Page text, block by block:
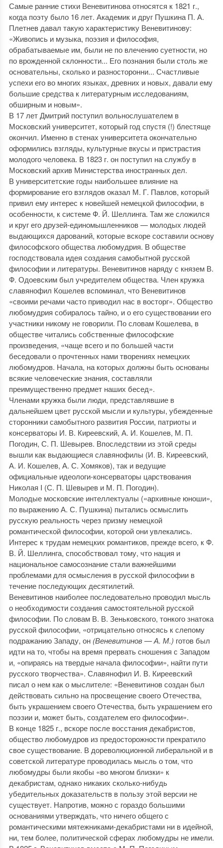
Самые ранние стихи Веневитинова относятся к 1821 г.,
когда поэту было 16 лет. Академик и друг Пушкина П. А.
Плетнев давал такую характеристику Веневитинову:
«Живопись и музыка, поэзия и философия,
обрабатываемые им, были не по влечению суетности, но
по врожденной склонности... Его познания были столь же
основательны, сколько и разносторонни... Счастливые
успехи его во многих языках, древних и новых, давали ему
большие средства к литературным исследованиям,
обширным и новым».
В 17 лет Дмитрий поступил вольнослушателем в
Московский университет, который год спустя (!) блестяще
окончил. Именно в стенах университета окончательно
оформились взгляды, культурные вкусы и пристрастия
молодого человека. В 1823 г. он поступил на службу в
Московский архив Министерства иностранных дел.
В университетские годы наибольшее влияние на
формирование его взглядов оказал М. Г. Павлов, который
привил ему интерес к новейшей немецкой философии, в
особенности, к системе Ф. Й. Шеллинга. Там же сложился
и круг его друзей-единомышленников — молодых людей
выдающихся дарований, которые вскоре составили основу
философского общества любомудрия. В обществе
господствовала идея создания самобытной русской
философии и литературы. Веневитинов наряду с князем В.
Ф. Одоевским был учредителем общества. Член кружка
славянофил Кошелев вспоминал, что Веневитинов
«своими речами часто приводил нас в восторг». Общество
любомудрия собиралось тайно, и о его существовании его
участники никому не говорили. По словам Кошелева, в
обществе читались собственные философские
произведения, «чаще всего и по большей части
беседовали о прочтенных нами творениях немецких
любомудров. Начала, на которых должны быть основаны
всякие человеческие знания, составляли
преимущественно предмет наших бесед».
Членами кружка были люди, представлявшие в
дальнейшем цвет русской мысли и культуры, убежденные
сторонники самобытного развития России, патриоты и
консерваторы И. В. Киреевский, А. И. Кошелев, М. П.
Погодин, С. П. Шевырев. Впоследствии из этой среды
вышли как выдающиеся славянофилы (И. В. Киреевский,
А. И. Кошелев, А. С. Хомяков), так и ведущие
официальные идеологи-консерваторы царствования
Николая I (С. П. Шевырев и М. П. Погодин).
Молодые московские интеллектуалы («архивные юноши»,
по выражению А. С. Пушкина) пытались осмыслить
русскую реальность через призму немецкой
романтической философии, которой они увлекались.
Интерес к трудам немецких романтиков, прежде всего, к Ф.
В. Й. Шеллинга, способствовал тому, что нация и
национальное самосознание стали важнейшими
проблемами для осмысления в русской философии в
течение последующих десятилетий.
Веневитинов наиболее последовательно проводил мысль
о необходимости создания самостоятельной русской
философии. По словам В. В. Зеньковского, тонкого знатока
русской философии, «отрицательно относясь к слепому
подражанию Западу, он (Веневитинов — А. М.) готов был
идти на то, чтобы на время прервать сношения с Западом
и, «опираясь на твердые начала философии», найти пути
русского творчества». Славянофил И. В. Киреевский
писал о нем как о мыслителе: «Веневитинов создан был
действовать сильно на просвещение своего Отечества,
быть украшением своего Отечества, быть украшением его
поэзии и, может быть, создателем его философии».
В конце 1825 г., вскоре после восстания декабристов,
общество любомудров из предосторожности прекратило
свое существование. В дореволюционной либеральной и в
советской литературе проводилась мысль о том, что
любомудры были якобы «во многом близки» к
декабристам, однако никаких сколько-нибудь
убедительных доказательств в пользу этой версии не
существует. Напротив, можно с гораздо большими
основаниями утверждать, что ничего общего с
романтическими мятежниками-декабристами ни в идейной,
ни, тем более, политической сферах любомудры не имели.